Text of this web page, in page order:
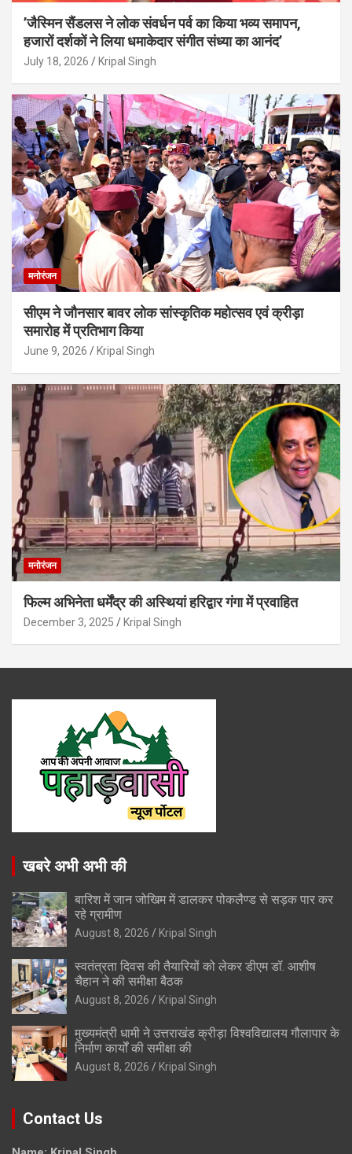
’जैस्मिन सैंडलस ने लोक संवर्धन पर्व का किया भव्य समापन,
हजारों दर्शकों ने लिया धमाकेदार संगीत संध्या का आनंद’
July 18, 2026 Kripal Singh
मनोरंजन
सीएम ने जौनसार बावर लोक सांस्कृतिक महोत्सव एवं क्रीड़ा
समारोह में प्रतिभाग किया
June 9, 2026 Kripal Singh
मनोरंजन
फिल्म अभिनेता धर्मेंद्र की अस्थियां हरिद्वार गंगा में प्रवाहित
December 3, 2025 Kripal Singh
खबरे अभी अभी की
बारिश में जान जोखिम में डालकर पोकलैण्ड से सड़क पार कर
रहे ग्रामीण
August 8, 2026 Kripal Singh
स्वतंत्रता दिवस की तैयारियों को लेकर डीएम डॉ. आशीष
चैहान ने की समीक्षा बैठक
August 8, 2026 Kripal Singh
मुख्यमंत्री धामी ने उत्तराखंड क्रीड़ा विश्वविद्यालय गौलापार के
निर्माण कार्यों की समीक्षा की
August 8, 2026 Kripal Singh
Contact Us